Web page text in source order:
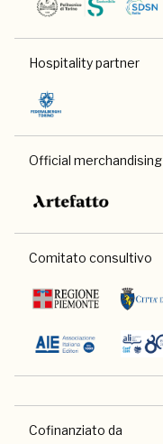
Hospitality partner
Official merchandising
Comitato consultivo
Cofinanziato da